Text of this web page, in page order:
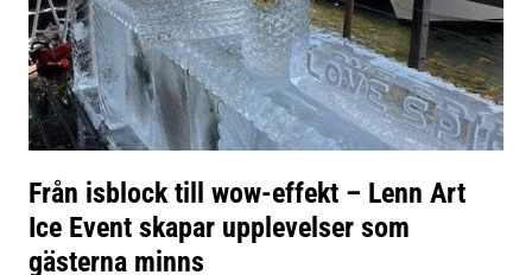
Från isblock till wow-effekt – Lenn Art
Ice Event skapar upplevelser som
gästerna minns